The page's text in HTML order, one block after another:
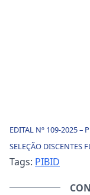
EDITAL Nº 109-2025 –
SELEÇÃO DISCENTES
Tags: PIBID